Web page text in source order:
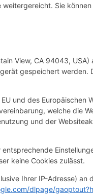
Sie
View, CA 94043,
gespeichert werden.
und des Europäischen
welche die
und der
keine Cookies zulässt.
Ihrer IP-Adresse) an
dlpage/